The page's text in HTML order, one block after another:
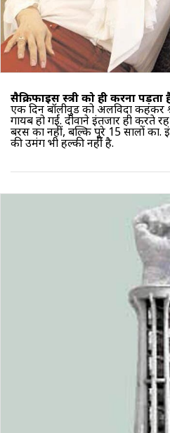
सैक्रिफाइस स्त्री को ही करना पड़ता
एक दिन बॉलीवुड को अलविदा कहकर
गायब हो गईं. दीवाने इंतजार ही करते
बरस का नहीं, बल्कि पूरे 15 सालों का.
की उमंग भी हल्की नहीं है.